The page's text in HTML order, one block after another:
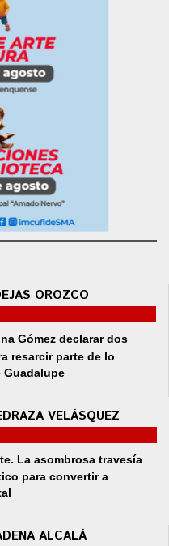
OROZCO
Gómez declarar dos
resarcir parte de lo
Guadalupe
VELÁSQUEZ
La asombrosa travesía
para convertir a
ALCALÁ